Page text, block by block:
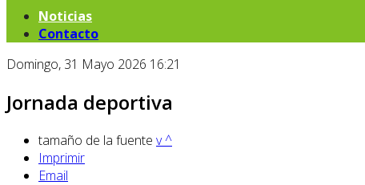
Noticias
Contacto
Domingo, 31 Mayo 2026 16:21
Jornada deportiva
tamaño de la fuente v^
Imprimir
Email